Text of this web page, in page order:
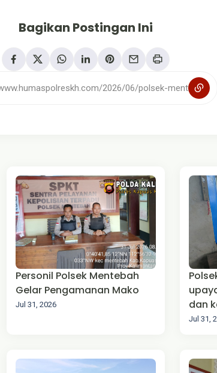
Bagikan Postingan Ini
Personil Polsek Mentebah
Gelar Pengamanan Mako
Jul 31, 2026
dan
Jul 31,